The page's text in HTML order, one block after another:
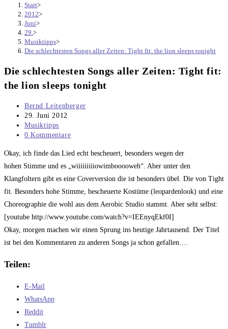
Start>
2012>
Juni>
29. >
Musiktipps>
Die schlechtesten Songs aller Zeiten: Tight fit: the lion sleeps tonight
Die schlechtesten Songs aller Zeiten: Tight fit:
the lion sleeps tonight
Beitrags-
Autor:
Bernd Leitenberger
Beitrag
veröffentlicht:
29. Juni 2012
Beitrags-
Kategorie:
Musiktipps
Beitrags-
0 Kommentare
Okay, ich finde das Lied echt bescheuert, besonders wegen der
hohen Stimme und es „wiiiiiiiiiowimbooooweh“. Aber unter den
Klangfoltern gibt es eine Coverversion die ist besonders übel. Die von Tight
fit. Besonders hohe Stimme, bescheuerte Kostüme (leopardenlook) und eine
Choreographie die wohl aus dem Aerobic Studio stammt. Aber seht selbst:
[youtube http://www.youtube.com/watch?v=IEEnyqEkf0I]
Okay, morgen machen wir einen Sprung ins heutige Jahrtausend. Der Titel
ist bei den Kommentaren zu anderen Songs ja schon gefallen….
Teilen:
E-Mail
WhatsApp
Reddit
Tumblr